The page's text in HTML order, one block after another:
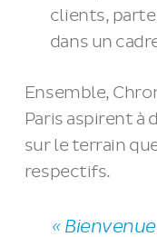
clients,
dans un
Ensemble,
Paris aspirent à
sur le terrain
respectifs.
«